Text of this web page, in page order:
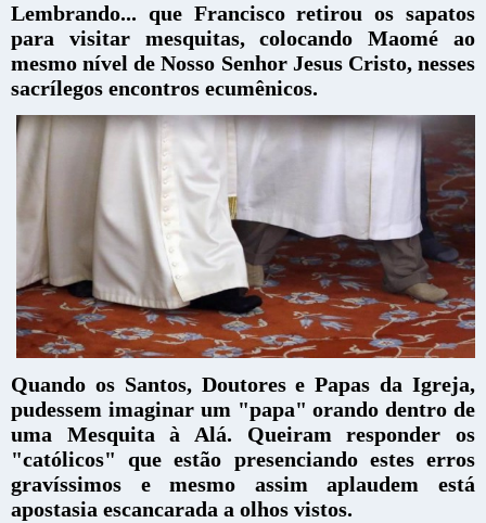
Lembrando... que Francisco retirou os sapatos
para visitar mesquitas, colocando Maomé ao
mesmo nível de Nosso Senhor Jesus Cristo, nesses
sacrílegos encontros ecumênicos.
Quando os Santos, Doutores e Papas da Igreja,
pudessem imaginar um "papa" orando dentro de
uma Mesquita à Alá. Queiram responder os
"católicos" que estão presenciando estes erros
gravíssimos e mesmo assim aplaudem está
apostasia escancarada a olhos vistos.